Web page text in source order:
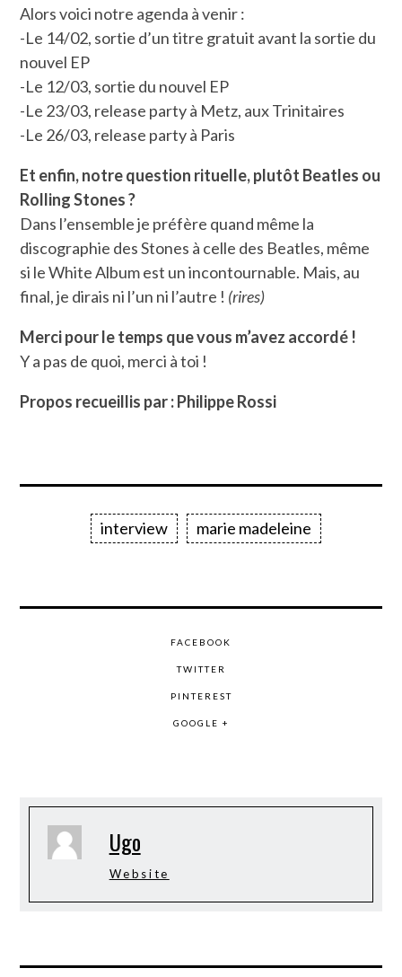
Alors voici notre agenda à venir :
-Le 14/02, sortie d’un titre gratuit avant la sortie du
nouvel EP
-Le 12/03, sortie du nouvel EP
-Le 23/03, release party à Metz, aux Trinitaires
-Le 26/03, release party à Paris
Et enfin, notre question rituelle, plutôt Beatles ou
Rolling Stones ?
Dans l’ensemble je préfère quand même la
discographie des Stones à celle des Beatles, même
si le White Album est un incontournable. Mais, au
final, je dirais ni l’un ni l’autre ! (rires)
Merci pour le temps que vous m’avez accordé !
Y a pas de quoi, merci à toi !
Propos recueillis par : Philippe Rossi
interview marie madeleine
FACEBOOK
TWITTER
PINTEREST
GOOGLE +
Ugo
Website